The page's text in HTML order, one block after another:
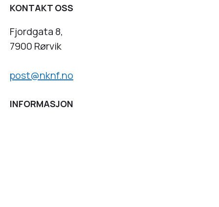
KONTAKT OSS
Fjordgata 8,
7900 Rørvik
post@nknf.no
INFORMASJON